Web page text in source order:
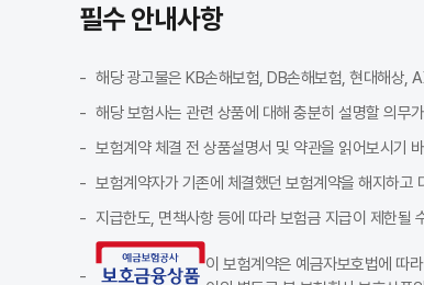
필수 안내사항
해당 광고물은 KB손해보험, DB손해보험, 현대해상,
해당 보험사는 관련 상품에 대해 충분히 설명할 의무
보험계약 체결 전 상품설명서 및 약관을 읽어보시기
보험계약자가 기존에 체결했던 보험계약을 해지하고
지급한도, 면책사항 등에 따라 보험금 지급이 제한될
이 보험계약은 예금자보호법에 따